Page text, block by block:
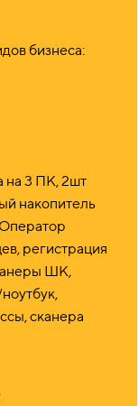
бизнеса:
на 3 ПК, 2шт
накопитель
регистрация
ШК,
сканера